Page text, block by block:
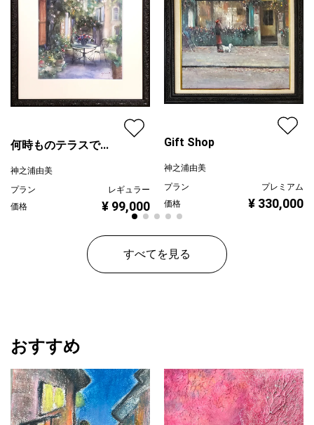
何時ものテラスで...
神之浦由美
プラン
レギュラー
価格
¥ 99,000
Gift Shop
神之浦由美
プラン
プレミアム
価格
¥ 330,000
すべてを見る
おすすめ